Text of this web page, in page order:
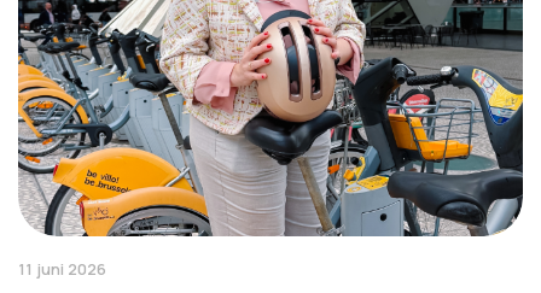
11 juni 2026